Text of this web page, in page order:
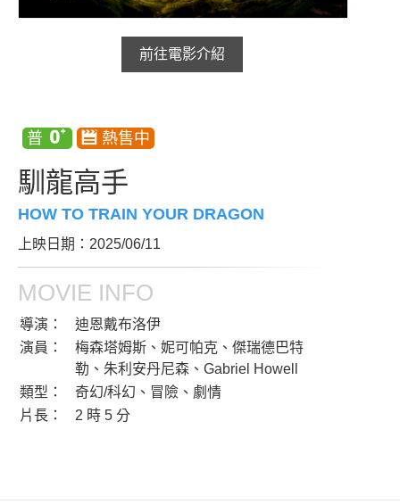
前往電影介紹
馴龍高手
HOW TO TRAIN YOUR DRAGON
上映日期：2025/06/11
MOVIE INFO
導演：
迪恩戴布洛伊
演員：
梅森塔姆斯、妮可帕克、傑瑞德巴特
勒、朱利安丹尼森、Gabriel Howell
類型：
奇幻/科幻、冒險、劇情
片長：
2 時 5 分
商家介紹
加入iShow
會員Q&A